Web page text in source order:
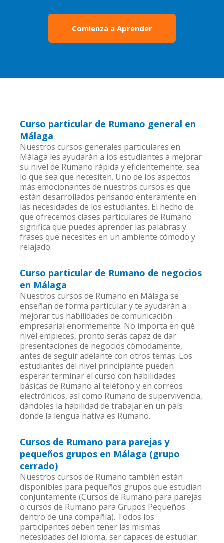
Comienza a Aprender
Curso particular de Rumano general en
Málaga
Nuestros cursos generales particulares en
Málaga les ayudarán a los estudiantes a mejorar
su nivel de Rumano rápida y eficientemente, sea
lo que sea que necesiten. Uno de los aspectos
más emocionantes de nuestros cursos es que
están desarrollados pensando enteramente en
las necesidades de los estudiantes. El hecho de
que ofrecemos clases particulares de Rumano
significa que puedes aprender las palabras y
frases que necesites en un ambiente cómodo y
relajado.
Curso particular de Rumano de negocios
en Málaga
Nuestros cursos de Rumano en Málaga se
enseñan de forma particular y te ayudarán a
mejorar tus habilidades de comunicación
empresarial enormemente. No importa en qué
nivel empieces, pronto serás capaz de dar
presentaciones de negocios cómodamente,
antes de seguir adelante con otros temas. Los
estudiantes del nivel principiante pueden
esperar terminar el curso con habilidades
básicas de Rumano al teléfono y en correos
electrónicos, así como Rumano de supervivencia,
dándoles la habilidad de trabajar en un país
donde la lengua nativa es Rumano.
Cursos de Rumano para parejas y
pequeños grupos en Málaga (grupo
cerrado)
Nuestros cursos de Rumano también están
disponibles para pequeños grupos que estudian
conjuntamente (Cursos de Rumano para parejas
o cursos de Rumano para Grupos Pequeños
dentro de una compañía). Todos los
participantes deben tener las mismas
necesidades del idioma, ser capaces de estudiar